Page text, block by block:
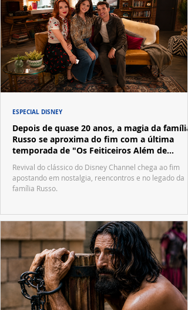
Depois de quase 20 anos, a magia da família
Russo se aproxima do fim com a última
temporada de "Os Feiticeiros Além de
Revival do clássico do Disney Channel chega ao fim
apostando em nostalgia, reencontros e no legado da
família Russo.
ESPECIAL DISNEY